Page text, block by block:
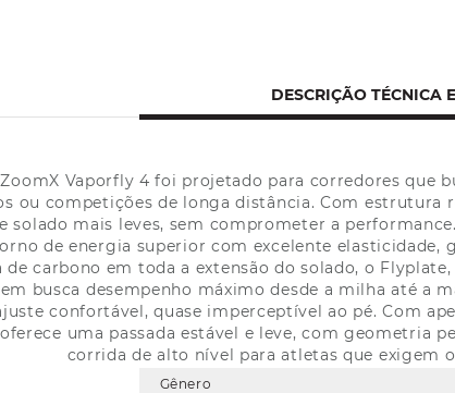
DESCRIÇÃO TÉCNICA
Vaporfly 4 foi projetado para corredores que
ou competições de longa distância. Com estrutura
solado mais leves, sem comprometer a
de energia superior com excelente elasticidade,
de carbono em toda a extensão do solado, o
busca desempenho máximo desde a milha até a
confortável, quase imperceptível ao pé. Com
uma passada estável e leve, com geometria
corrida de alto nível para atletas que exigem
Gênero